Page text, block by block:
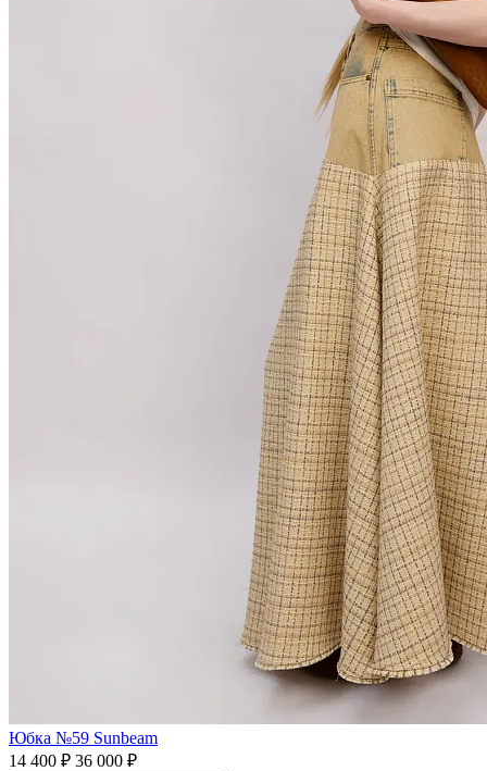
Юбка №59 Sunbeam
14 400 ₽ 36 000 ₽